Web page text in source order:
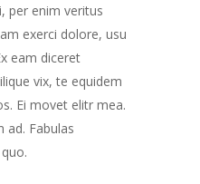
per enim veritus
exerci dolore, usu
eam diceret
vix, te equidem
Ei movet elitr mea.
ad. Fabulas